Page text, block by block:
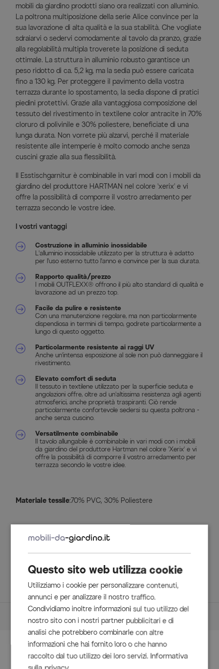
mobili da giardino prodotti siano ora realizzati con alluminio.
La poltrona multiposizione della serie Alice convince per la
sua lavorazione di alta qualità e la sua stabilità. Che vogliate
sdraiarvi o sedervi comodamente al tavolo da pranzo, grazie
alla regolabilità multipla troverete la posizione di seduta
ottimale. La struttura in alluminio robusto garantisce un
peso ridotto di ca. 5,2 kg, ma la sedia può essere caricata
fino a 130 kg. Per proteggere il pavimento della vostra
terrazza durante lo spostamento, la sedia dispone di pratici
piedini protettivi. Grazie alla vantaggiosa composizione del
tessuto del rivestimento in textilene color antracite in 70%
cloruro di polivinile e 30% poliestere, beneficiate di una
lunga durata. Non vorrete più alzarvi, perché il materiale
resistente alle intemperie è molto comodo anche senza
cuscini grazie alla sua flessibilità.
Il Esstischgarnitur è combinabile in vari modi con i mobili da
giardino del produttore HARTMAN nel colore 'xerix' e vi
offre la possibilità di comporre il vostro arredamento per
terrazza secondo le vostre idee.
I vostri vantaggi
Costruzione in alluminio inossidabile
L'alluminio inossidabile utilizzato per la struttura è adatto
per l'uso esterno tutto l'anno e convince per la sua durata.
Rapporto qualità/prezzo
I mobili OUTFLEXX® offrono il più alto standard di qualità e
lavorazione ad un prezzo top.
Facile da pulire e resistente
Con una manutenzione regolare, ma non particolarmente
dispendiosa in termini di tempo, godrete particolarmente a
lungo di questo oggetto.
Particolarmente resistente ai raggi UV
Anche un'intensa esposizione al sole non può danneggiare il
rivestimento.
Elevato comfort di seduta
Il tessuto in textilene utilizzato per la superficie seduta e
angolazioni offre, oltre ad un'altissima resistenza agli agenti
atmosferici, anche proprietà traspiranti. Ciò rende
particolarmente confortevole sedersi su questa poltrona -
anche senza cuscino.
Versatilmente combinabile
Il tavolo allungabile è combinabile in vari modi con i mobili
da giardino del produttore Hartman nel colore 'Xerix' e vi
offre la possibilità di comporre il vostro arredamento per
terrazza secondo le vostre idee.
Materiale tessile:70% PVC, 30% Poliestere
Contenuto della consegna
1x Tavolo da pranzo OUTFLEXX, Alluminio/Spraystone, ca.
160x95x74cm,xerix
68 x 65 x 107 cm (65604010)
Dimensioni
Dettagli
Tavolo
Accessori
Questo sito web utilizza cookie
Utilizziamo i cookie per personalizzare contenuti,
annunci e per analizzare il nostro traffico.
Condividiamo inoltre informazioni sul tuo utilizzo del
nostro sito con i nostri partner pubblicitari e di
analisi che potrebbero combinarle con altre
informazioni che hai fornito loro o che hanno
raccolto dal tuo utilizzo dei loro servizi. Informativa